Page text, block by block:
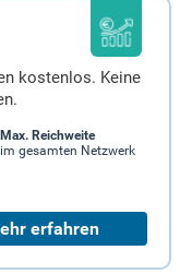
kostenlos. Keine
Max. Reichweite
im gesamten Netzwerk
erfahren